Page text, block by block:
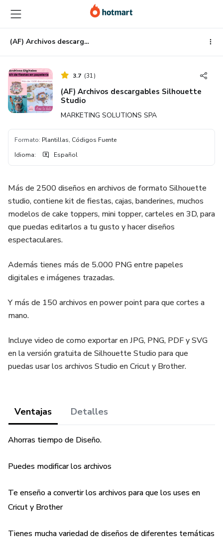
contenido
principal
la
página
de
pie
página
(AF) Archivos descargables Silhouette Studio
3.7 (31)
(AF) Archivos descargables Silhouette
Studio
MARKETING SOLUTIONS SPA
Formato: Plantillas, Códigos Fuente
Idioma: Español
Más de 2500 diseños en archivos de formato Silhouette
studio, contiene kit de fiestas, cajas, banderines, muchos
modelos de cake toppers, mini topper, carteles en 3D, para
que puedas editarlos a tu gusto y hacer diseños
espectaculares.
Además tienes más de 5.000 PNG entre papeles
digitales e imágenes trazadas.
Y más de 150 archivos en power point para que cortes a
mano.
Incluye video de como exportar en JPG, PNG, PDF y SVG
en la versión gratuita de Silhouette Studio para que
puedas usar los archivos Studio en Cricut y Brother.
Ventajas Detalles
Ahorras tiempo de Diseño.
Puedes modificar los archivos
Te enseño a convertir los archivos para que los uses en
Cricut y Brother
Tienes mucha variedad de diseños de diferentes temáticas